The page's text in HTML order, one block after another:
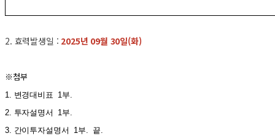
2. 효력발생일 : 2025년 09월 30일(화)
※첨부
1. 변경대비표 1부.
2. 투자설명서 1부.
3. 간이투자설명서 1부. 끝.